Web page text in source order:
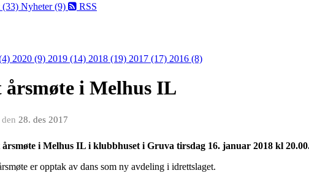
(33) Nyheter (9) RSS
2020 (9) 2019 (14) 2018 (19) 2017 (17) 2016 (8)
i Melhus IL
den 28. des 2017
i Melhus IL i klubbhuset i Gruva tirsdag 16. januar 2018 kl
er opptak av dans som ny avdeling i idrettslaget.